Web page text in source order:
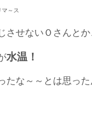
マ～ス
させないＯさんと
水温！
たな～～とは思っ